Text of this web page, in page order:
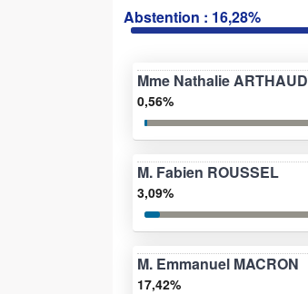
Abstention : 16,28%
Mme Nathalie ARTHAUD
0,56%
M. Fabien ROUSSEL
3,09%
M. Emmanuel MACRON
17,42%